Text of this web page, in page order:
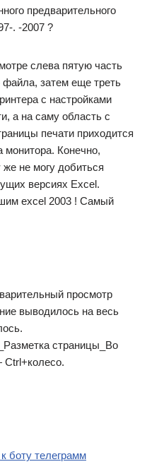
предварительного
. -2007 ?
слева пятую часть
затем еще треть
с настройками
а на саму область с
печати приходится
монитора. Конечно,
же не могу добиться
версиях Excel.
excel 2003 ! Самый
просмотр
выводилось на весь
страницы_Во
боту телеграмм